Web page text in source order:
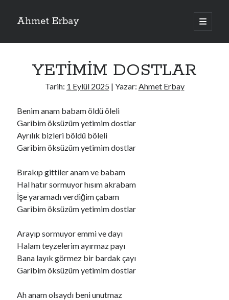
Ahmet Erbay
ana
menüyü
Yan
ELİF BENİ BIRAKMA
ÖLÜM GELSİN
DOĞRU YOLDAN ÇIKAMAM
Son Yorumlar
BAĞIŞLA ADINIiçindario72
BAĞIŞLA ADINIiçinold_betty6573
BAĞIŞLA ADINIiçinfoodie22
BAĞIŞLA ADINIiçinZoe72
Ara
YETİMİM DOSTLAR
Tarih: 1 Eylül 2025 | Yazar: Ahmet Erbay
Benim anam babam öldü öleli
Garibim öksüzüm yetimim dostlar
Ayrılık bizleri böldü böleli
Garibim öksüzüm yetimim dostlar
Bırakıp gittiler anam ve babam
Hal hatır sormuyor hısım akrabam
İşe yaramadı verdiğim çabam
Garibim öksüzüm yetimim dostlar
Arayıp sormuyor emmi ve dayı
Halam teyzelerim ayırmaz payı
Bana layık görmez bir bardak çayı
Garibim öksüzüm yetimim dostlar
Ah anam olsaydı beni unutmaz